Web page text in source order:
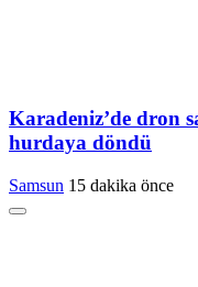
Karadeniz’de dron
hurdaya döndü
Samsun 15 dakika önce